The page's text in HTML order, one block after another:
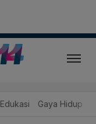
Edukasi Gaya Hidup